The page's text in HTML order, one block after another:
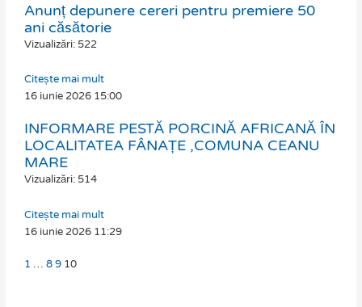
Anunț depunere cereri pentru premiere 50
ani căsătorie
Vizualizări: 522
Citește mai mult
16 iunie 2026 15:00
INFORMARE PESTĂ PORCINĂ AFRICANĂ ÎN
LOCALITATEA FÂNAȚE ,COMUNA CEANU
MARE
Vizualizări: 514
Citește mai mult
16 iunie 2026 11:29
Page
1 …
Page
8
Page
9
Page
10